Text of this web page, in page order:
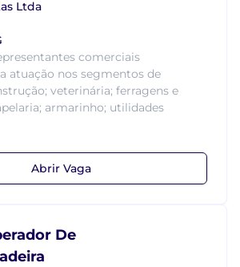
Ltda
comerciais
atuação nos segmentos de
veterinária; ferragens e
armarinho; utilidades
Abrir Vaga
De